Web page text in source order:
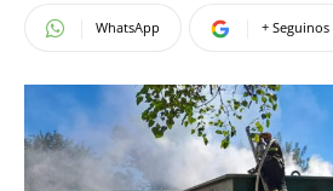
WhatsApp +